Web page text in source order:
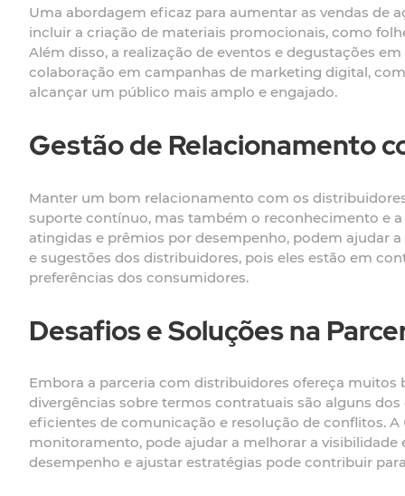
Uma abordagem eficaz para aumentar as vendas de
incluir a criação de materiais promocionais, como
Além disso, a realização de eventos e degustações
colaboração em campanhas de marketing digital,
alcançar um público mais amplo e engajado.
Gestão de Relacionamento
Manter um bom relacionamento com os
suporte contínuo, mas também o reconhecimento e
atingidas e prêmios por desempenho, podem ajudar
e sugestões dos distribuidores, pois eles estão em
preferências dos consumidores.
Desafios e Soluções na
Embora a parceria com distribuidores ofereça
divergências sobre termos contratuais são alguns
eficientes de comunicação e resolução de conflitos.
monitoramento, pode ajudar a melhorar a visibilidade
desempenho e ajustar estratégias pode contribuir